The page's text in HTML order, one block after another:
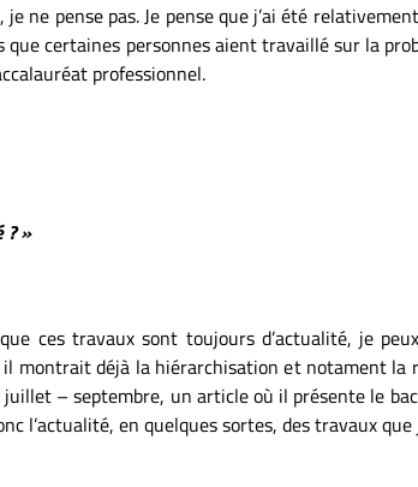
je ne pense pas. Je pense que j’ai été
que certaines personnes aient travaillé sur la
professionnel.
? »
ces travaux sont toujours d’actualité, je
montrait déjà la hiérarchisation et notament la
– septembre, un article où il présente le
l’actualité, en quelques sortes, des travaux que